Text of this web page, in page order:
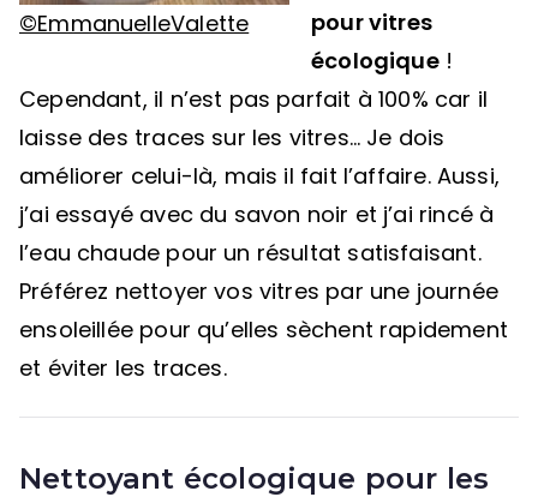
©EmmanuelleValette
pour vitres
écologique!
Cependant, il n’est pas parfait à 100% car il
laisse des traces sur les vitres… Je dois
améliorer celui-là, mais il fait l’affaire. Aussi,
j’ai essayé avec du savon noir et j’ai rincé à
l’eau chaude pour un résultat satisfaisant.
Préférez nettoyer vos vitres par une journée
ensoleillée pour qu’elles sèchent rapidement
et éviter les traces.
Nettoyant écologique pour les